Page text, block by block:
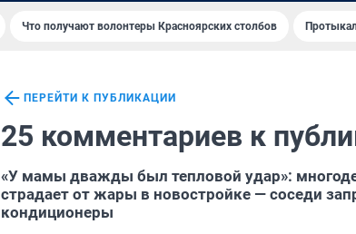
Что получают волонтеры Красноярских столбов
ПЕРЕЙТИ К ПУБЛИКАЦИИ
25 комментариев к
«У мамы дважды был тепловой удар»:
страдает от жары в новостройке — соседи
кондиционеры